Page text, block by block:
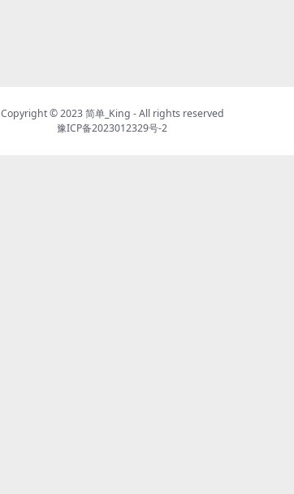
Copyright © 2023简单_King - All rights reserved
豫ICP备2023012329号-2